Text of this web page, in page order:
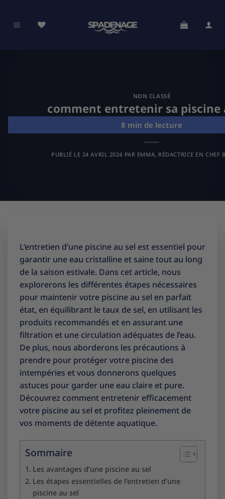
contenu
NON CLASSÉ
comment entretenir sa piscine
PUBLIÉ LE 24 AVRIL 2024 PAR EMMA, RÉDACTRICE EN CHEF
L’entretien d’une piscine au sel est essentiel pour
garantir une eau cristalline et saine tout au long
de la saison estivale. Dans cet article, nous
explorerons les différentes étapes nécessaires
pour maintenir votre piscine au sel en parfait
état, en équilibrant le taux de sel, en utilisant les
produits recommandés et en assurant une
filtration et une circulation adéquates de l’eau.
De plus, nous aborderons les précautions à
prendre pour protéger votre piscine des
intempéries et vous donnerons quelques
astuces pour garder une eau claire et pure.
Découvrez comment entretenir efficacement
votre piscine au sel et profitez pleinement de
vos moments de détente aquatique.
Sommaire
Les avantages d’une piscine au sel
Les étapes essentielles de l’entretien d’une
piscine au sel